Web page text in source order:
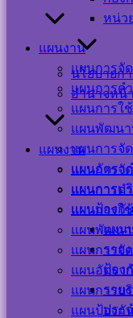
แผนงาน
แผนการจั
แผนการด
แผนการใ
แผนพัฒน
แผนการจั
แผนอัตรา
แผนการบ
แผนป้องกั
แผน
ราย
ป้อง
ราย
ประ
หน่ว
นโยบายก
อำนาจหน้
แผนงาน
แผนการจั
แผนการด
แผนการใ
แผนพัฒน
แผนการจั
แผนอัตรา
แผนการบ
แผนป้องกั
Who's Online : 0
216.73.217.23
Powered ByWPS Visitor
เครือข่าย
สังคม
ออนไลน์
แผนผังเว็บไซต์